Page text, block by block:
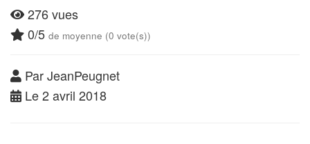
276 vues
0/5 de moyenne (0 vote(s))
Par JeanPeugnet
Le 2 avril 2018